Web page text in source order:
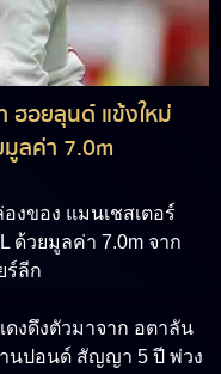
ฮอยลุนด์ แข้งใหม่
ลค่า 7.0m
งของ แมนเชสเตอร์
ด้วยมูลค่า 7.0m จาก
ร์ลีก
งดึงตัวมาจาก อตาลัน
นปอนด์ สัญญา 5 ปี พ่วง